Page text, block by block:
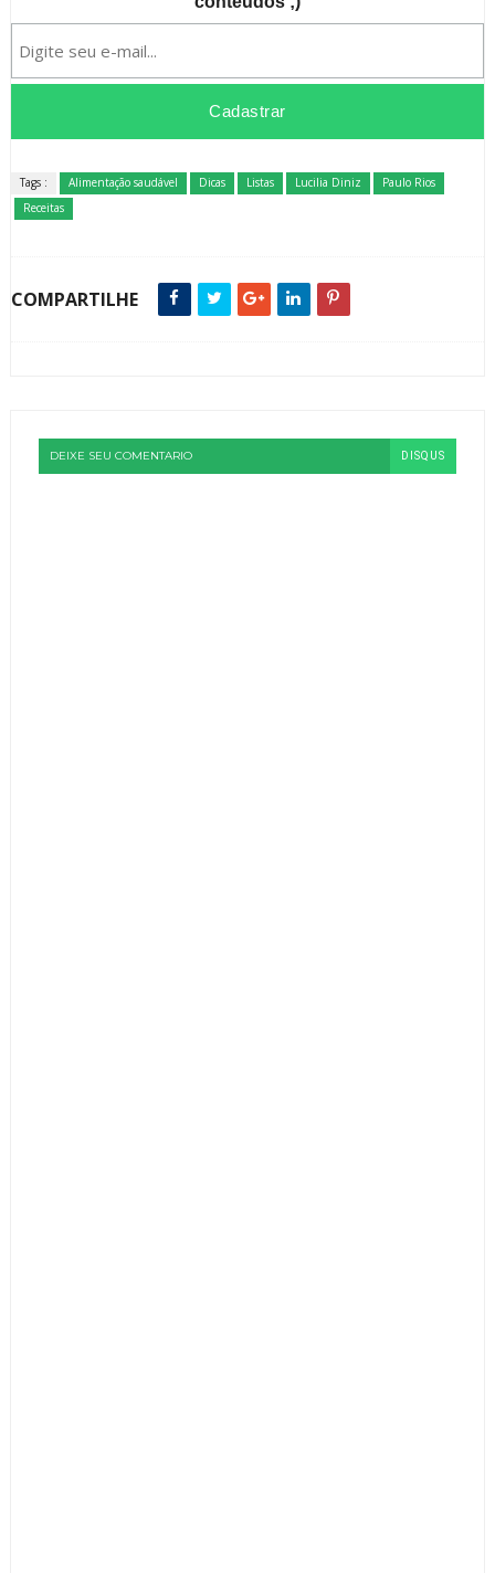
Tags : Alimentação saudável Dicas Listas Lucilia Diniz
Paulo Rios
Receitas
COMPARTILHE
DEIXE SEU COMENTARIO DISQUS